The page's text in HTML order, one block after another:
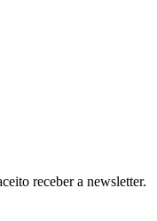
receber a newsletter.